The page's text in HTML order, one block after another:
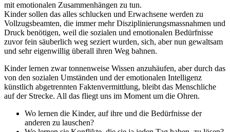
mit emotionalen Zusammenhängen zu tun.
Kinder sollen das alles schlucken und Erwachsene werden zu
Vollzugsbeamten, die immer mehr Disziplinierungsmassnahmen und
Druck benötigen, weil die sozialen und emotionalen Bedürfnisse
zuvor fein säuberlich weg seziert wurden, sich, aber nun gewaltsam
und sehr eigenwillig überall ihren Weg bahnen.
Kinder lernen zwar tonnenweise Wissen anzuhäufen, aber durch das
von den sozialen Umständen und der emotionalen Intelligenz
künstlich abgetrennten Faktenvermittlung, bleibt das Menschliche
auf der Strecke. All das fliegt uns im Moment um die Ohren.
Wo lernen die Kinder, auf ihre und die Bedürfnisse der
anderen zu lauschen?